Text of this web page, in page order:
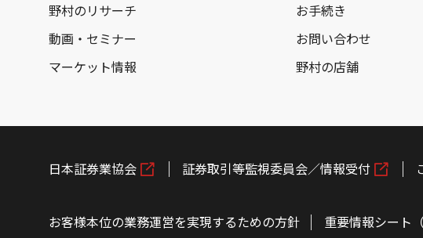
野村のリサーチ
動画・セミナー
マーケット情報
お手続き
お問い合わせ
野村の店舗
日本証券業協会 証券取引等監視委員会／情報受付
お客様本位の業務運営を実現するための方針 重要情報シート